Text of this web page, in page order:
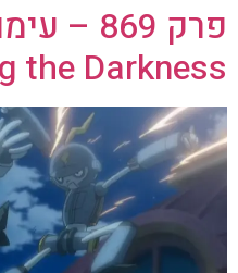
פרק
the Darkness